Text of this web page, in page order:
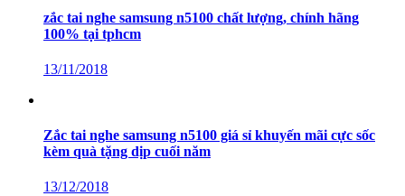
zắc tai nghe samsung n5100 chất lượng, chính hãng
100% tại tphcm
13/11/2018
Zắc tai nghe samsung n5100 giá sỉ khuyến mãi cực sốc
kèm quà tặng dịp cuối năm
13/12/2018